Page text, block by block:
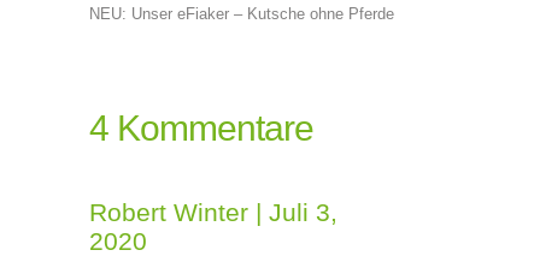
NEU: Unser eFiaker – Kutsche ohne Pferde
4 Kommentare
Robert Winter | Juli 3,
2020